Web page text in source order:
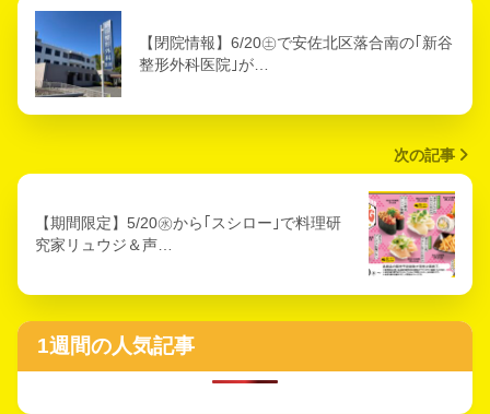
【閉院情報】6/20㊏で安佐北区落合南の｢新谷
整形外科医院｣が…
次の記事
【期間限定】5/20㊌から｢スシロー｣で料理研
究家リュウジ＆声…
1週間の人気記事